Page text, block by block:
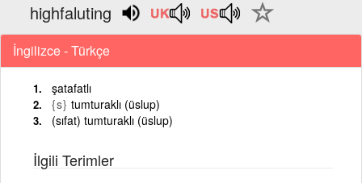
highfaluting
İngilizce - Türkçe
şatafatlı
{s} tumturaklı (üslup)
(sıfat) tumturaklı (üslup)
İlgili Terimler